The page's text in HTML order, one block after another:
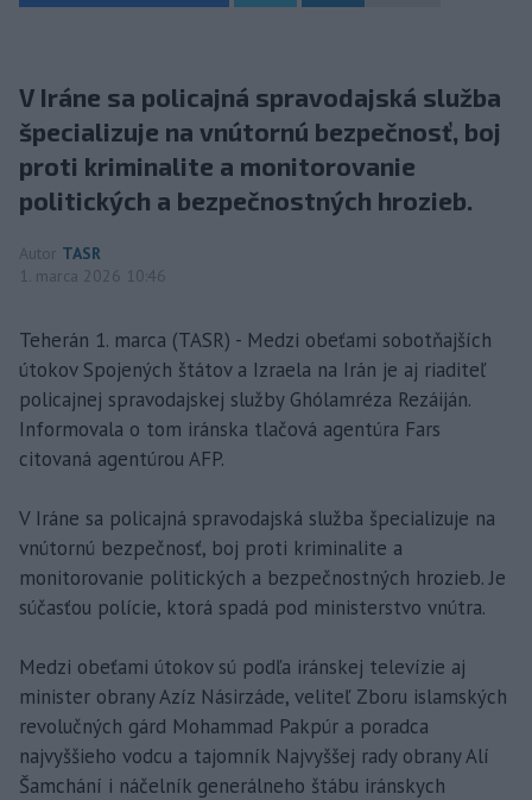
V Iráne sa policajná spravodajská služba
špecializuje na vnútornú bezpečnosť, boj
proti kriminalite a monitorovanie
politických a bezpečnostných hrozieb.
Autor TASR
1. marca 2026 10:46
Teherán 1. marca (TASR) - Medzi obeťami sobotňajších
útokov Spojených štátov a Izraela na Irán je aj riaditeľ
policajnej spravodajskej služby Ghólamréza Rezáiján.
Informovala o tom iránska tlačová agentúra Fars
citovaná agentúrou AFP.
V Iráne sa policajná spravodajská služba špecializuje na
vnútornú bezpečnosť, boj proti kriminalite a
monitorovanie politických a bezpečnostných hrozieb. Je
súčasťou polície, ktorá spadá pod ministerstvo vnútra.
Medzi obeťami útokov sú podľa iránskej televízie aj
minister obrany Azíz Násirzáde, veliteľ Zboru islamských
revolučných gárd Mohammad Pakpúr a poradca
najvyššieho vodcu a tajomník Najvyššej rady obrany Alí
Šamchání i náčelník generálneho štábu iránskych